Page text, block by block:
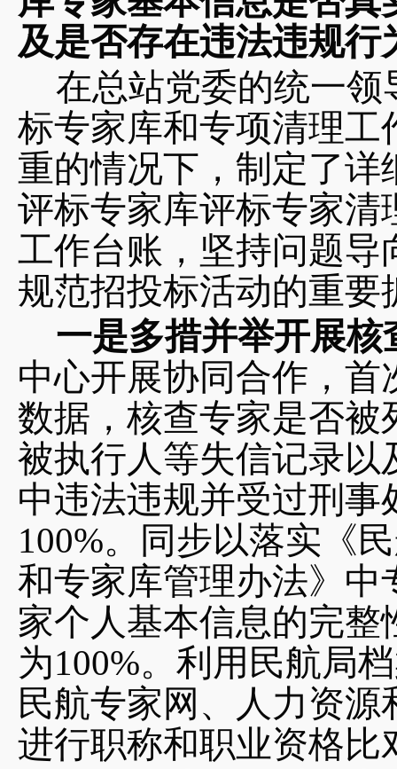
及是否存在违法违规行
在总站党委的统一
标专家库和专项清理
重的情况下，制定了
评标专家库评标专家
工作台账，坚持问题
规范招投标活动的重
一是多措并举开展核
中心开展协同合作，
数据，核查专家是否
被执行人等失信记录
中违法违规并受过刑
100%。同步以落实《
和专家库管理办法》
家个人基本信息的完
为100%。利用民航局
民航专家网、人力资
进行职称和职业资格比